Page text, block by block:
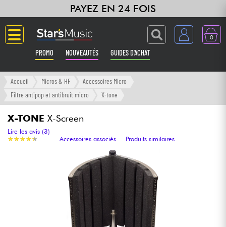
PAYEZ EN 24 FOIS
0
PROMO NOUVEAUTÉS GUIDES D'ACHAT
Langue
Amplis & Effets
Synthés & Sampleurs
Home Studio
Accueil Micros & HF
Accessoires Micro
Filtre antipop et antibruit micro
X-tone
X-TONE X-Screen
★★★★★
★★★★★
Lire les avis (3)
Accessoires associés
Produits similaires